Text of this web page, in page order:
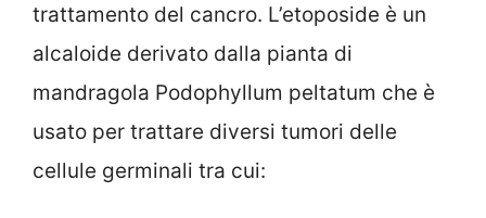
trattamento del cancro. L’etoposide è un
alcaloide derivato dalla pianta di
mandragola Podophyllum peltatum che è
usato per trattare diversi tumori delle
cellule germinali tra cui: